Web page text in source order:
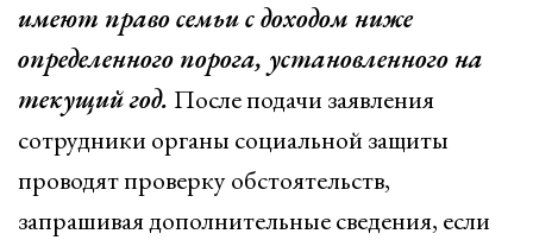
имеют право семьи с доходом ниже
определенного порога, установленного на
текущий год. После подачи заявления
сотрудники органы социальной защиты
проводят проверку обстоятельств,
запрашивая дополнительные сведения, если